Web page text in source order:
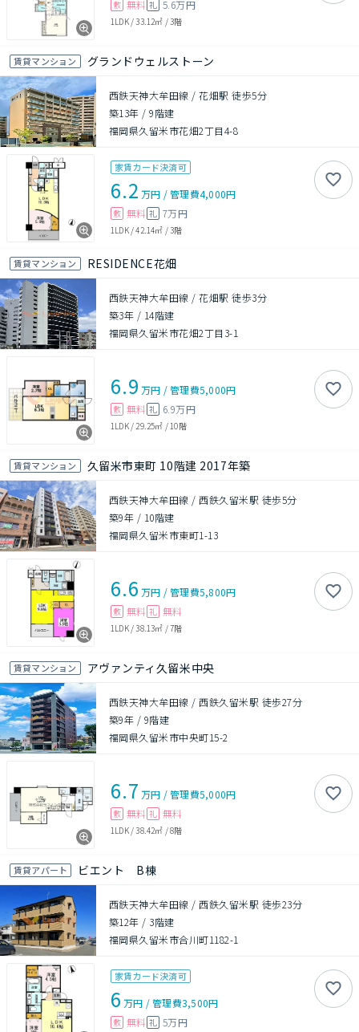
敷 無料 礼 5.6万円
1LDK/33.12㎡ /3階
賃貸マンション グランドウェルストーン
西鉄天神大牟田線 / 花畑駅 徒歩5分
築13年 /9階建
福岡県久留米市花畑2丁目4-8
家賃カード決済可
6.2 万円 /管理費4,000円
敷 無料 礼 7万円
1LDK/42.14㎡ /3階
賃貸マンション RESIDENCE花畑
西鉄天神大牟田線 / 花畑駅 徒歩3分
築3年 / 14階建
福岡県久留米市花畑2丁目3-1
6.9 万円 /管理費5,000円
敷 無料 礼 6.9万円
1LDK/ 29.25㎡ / 10階
賃貸マンション 久留米市東町 10階建 2017年築
西鉄天神大牟田線 / 西鉄久留米駅 徒歩5分
築9年 / 10階建
福岡県久留米市東町1-13
6.6 万円 /管理費5,800円
敷 無料 礼 無料
1LDK/38.13㎡ /7階
賃貸マンション アヴァンティ久留米中央
西鉄天神大牟田線 / 西鉄久留米駅 徒歩27分
築9年 / 9階建
福岡県久留米市中央町15-2
6.7 万円 /管理費5,000円
敷 無料 礼 無料
1LDK/38.42㎡ /8階
賃貸アパート ビエント B棟
西鉄天神大牟田線 / 西鉄久留米駅 徒歩23分
築12年 / 3階建
福岡県久留米市合川町1182-1
家賃カード決済可
6 万円 /管理費3,500円
敷 無料 礼 5万円